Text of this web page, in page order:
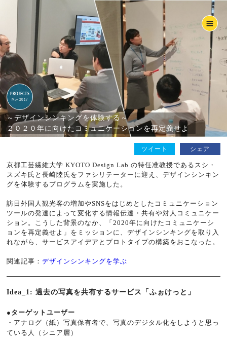
PROJECTS
May 2017
～デザインシンキングを体験する～
２０２０年に向けたコミュニケーションを再定義せよ
ツイート シェア
京都工芸繊維大学 KYOTO Design Lab の特任准教授であるスシ・
スズキ氏と長崎陸氏をファシリテーターに迎え、デザインシンキン
グを体験するプログラムを実施した。
訪日外国人観光客の増加やSNSをはじめとしたコミュニケーション
ツールの発達によって変化する情報伝達・共有や対人コミュニケー
ション。こうした背景のなか、「2020年に向けたコミュニケーシ
ョンを再定義せよ」をミッションに、デザインシンキングを取り入
れながら、サービスアイデアとプロトタイプの構築をおこなった。
関連記事：デザインシンキングを学ぶ
Idea_1: 過去の写真を共有するサービス「ふぉけっと」
●ターゲットユーザー
・アナログ（紙）写真保有者で、写真のデジタル化をしようと思っ
ている人（シニア層）